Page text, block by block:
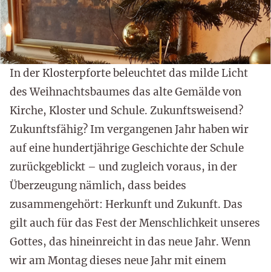
In der Klosterpforte beleuchtet das milde Licht
des Weihnachtsbaumes das alte Gemälde von
Kirche, Kloster und Schule. Zukunftsweisend?
Zukunftsfähig? Im vergangenen Jahr haben wir
auf eine hundertjährige Geschichte der Schule
zurückgeblickt – und zugleich voraus, in der
Überzeugung nämlich, dass beides
zusammengehört: Herkunft und Zukunft. Das
gilt auch für das Fest der Menschlichkeit unseres
Gottes, das hineinreicht in das neue Jahr. Wenn
wir am Montag dieses neue Jahr mit einem